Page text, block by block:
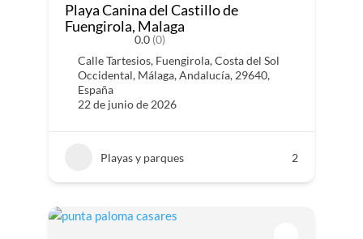
Playa Canina del Castillo de
Fuengirola, Malaga
0.0 (0)
Calle Tartesios, Fuengirola, Costa del Sol
Occidental, Málaga, Andalucía, 29640,
España
22 de junio de 2026
Playas y parques 2